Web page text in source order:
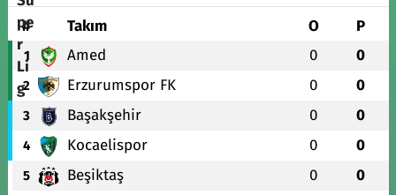
# Takım O P
1 Amed 0 0
2 Erzurumspor FK 0 0
3 Başakşehir 0 0
4 Kocaelispor 0 0
5 Beşiktaş 0 0